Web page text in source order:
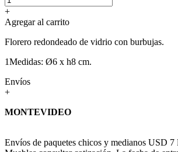
+
Agregar al carrito
Florero redondeado de vidrio con burbujas.
1Medidas: Ø6 x h8 cm.
Envíos
+
MONTEVIDEO
Envíos de paquetes chicos y medianos USD 7